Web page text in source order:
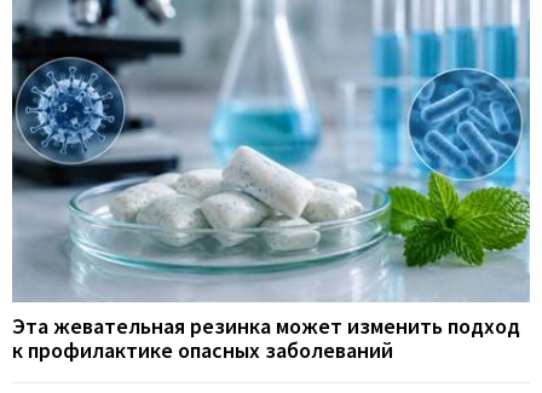
Эта жевательная резинка может изменить подход
к профилактике опасных заболеваний